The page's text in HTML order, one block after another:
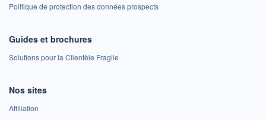
Politique de protection des données prospects
Guides et brochures
Solutions pour la Clientèle Fragile
Nos sites
Affiliation